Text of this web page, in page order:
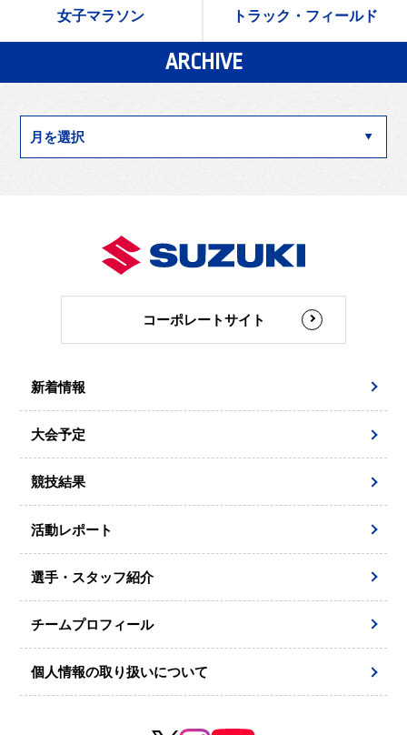
女子マラソン トラック・フィールド
ARCHIVE
コーポレートサイト
新着情報
大会予定
競技結果
活動レポート
選手・スタッフ紹介
チームプロフィール
個人情報の取り扱いについて